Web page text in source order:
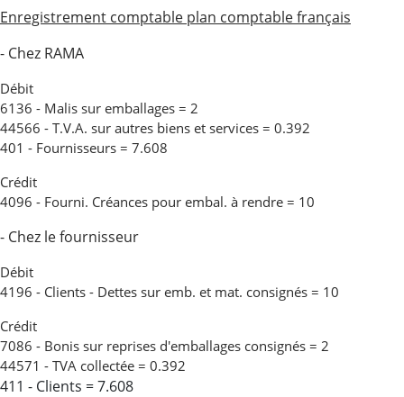
Enregistrement comptable plan comptable français
- Chez RAMA
Débit
6136 - Malis sur emballages = 2
44566 - T.V.A. sur autres biens et services = 0.392
401 - Fournisseurs = 7.608
Crédit
4096 - Fourni. Créances pour embal. à rendre = 10
- Chez le fournisseur
Débit
4196 - Clients - Dettes sur emb. et mat. consignés = 10
Crédit
7086 - Bonis sur reprises d'emballages consignés = 2
44571 - TVA collectée = 0.392
411 - Clients = 7.608